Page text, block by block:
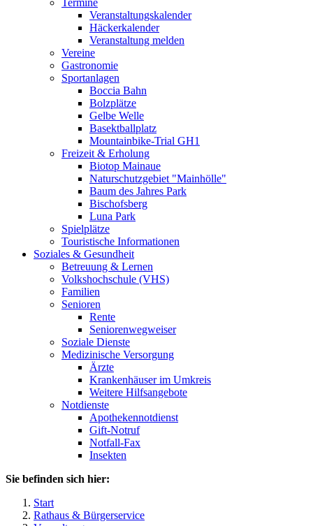
Termine
Veranstaltungskalender
Häckerkalender
Veranstaltung melden
Vereine
Gastronomie
Sportanlagen
Boccia Bahn
Bolzplätze
Gelbe Welle
Basektballplatz
Mountainbike-Trial GH1
Freizeit & Erholung
Biotop Mainaue
Naturschutzgebiet "Mainhölle"
Baum des Jahres Park
Bischofsberg
Luna Park
Spielplätze
Touristische Informationen
Soziales & Gesundheit
Betreuung & Lernen
Volkshochschule (VHS)
Familien
Senioren
Rente
Seniorenwegweiser
Soziale Dienste
Medizinische Versorgung
Ärzte
Krankenhäuser im Umkreis
Weitere Hilfsangebote
Notdienste
Apothekennotdienst
Gift-Notruf
Notfall-Fax
Insekten
Sie befinden sich hier:
Start
Rathaus & Bürgerservice